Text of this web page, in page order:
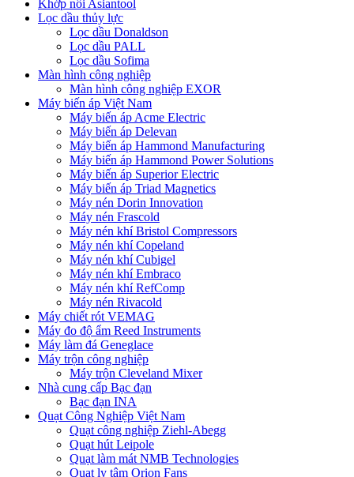
Khớp nối Asiantool
Lọc dầu thủy lực
Lọc dầu Donaldson
Lọc dầu PALL
Lọc dầu Sofima
Màn hình công nghiệp
Màn hình công nghiệp EXOR
Máy biến áp Việt Nam
Máy biến áp Acme Electric
Máy biến áp Delevan
Máy biến áp Hammond Manufacturing
Máy biến áp Hammond Power Solutions
Máy biến áp Superior Electric
Máy biến áp Triad Magnetics
Máy nén Dorin Innovation
Máy nén Frascold
Máy nén khí Bristol Compressors
Máy nén khí Copeland
Máy nén khí Cubigel
Máy nén khí Embraco
Máy nén khí RefComp
Máy nén Rivacold
Máy chiết rót VEMAG
Máy đo độ ẩm Reed Instruments
Máy làm đá Geneglace
Máy trộn công nghiệp
Máy trộn Cleveland Mixer
Nhà cung cấp Bạc đạn
Bạc đạn INA
Quạt Công Nghiệp Việt Nam
Quạt công nghiệp Ziehl-Abegg
Quạt hút Leipole
Quạt làm mát NMB Technologies
Quạt ly tâm Orion Fans